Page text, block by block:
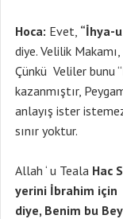
Hoca: Evet, “İhya-
diye. Velilik
Çünkü Veliler bunu
kazanmıştır,
anlayış ister
sınır yoktur.
Allah ‘ u Teala Hac
yerini İbrahim için
diye, Benim bu